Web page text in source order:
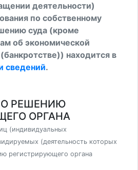
деятельности)
по собственному
суда (кроме
об экономической
находится в
сведений.
РЕШЕНИЮ
ОРГАНА
(индивидуальных
(деятельность которых
регистрирующего органа